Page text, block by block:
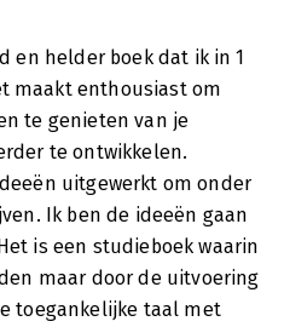
en helder boek dat ik in 1
maakt enthousiast om
te genieten van je
te ontwikkelen.
uitgewerkt om onder
Ik ben de ideeën gaan
is een studieboek waarin
maar door de uitvoering
toegankelijke taal met